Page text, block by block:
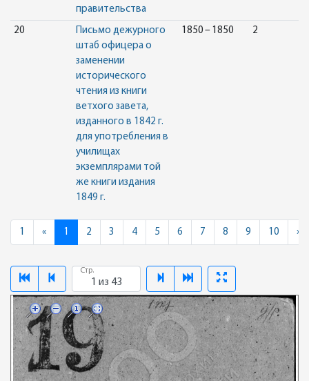
правительства
20
Письмо дежурного
штаб офицера о
заменении
исторического
чтения из книги
ветхого завета,
изданного в 1842 г.
для употребления в
училищах
экземплярами той
же книги издания
1849 г.
1850 – 1850 2
1 «Previous
1 2 3 4 5 6 7 8 9 10 »
Стр.